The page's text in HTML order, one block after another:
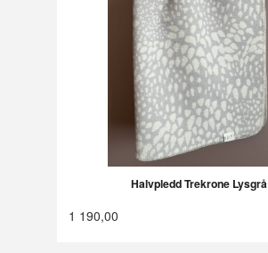
Halvpledd Trekrone Lysgrå
1 190,00